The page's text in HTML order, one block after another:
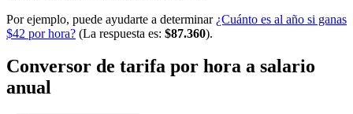
Por ejemplo, puede ayudarte a determinar ¿Cuánto es al año si ganas
$42 por hora? (La respuesta es: $87.360).
Conversor de tarifa por hora a salario
anual